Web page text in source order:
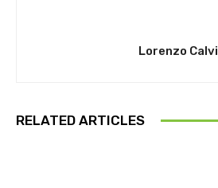
Lorenzo Calvi
RELATED ARTICLES